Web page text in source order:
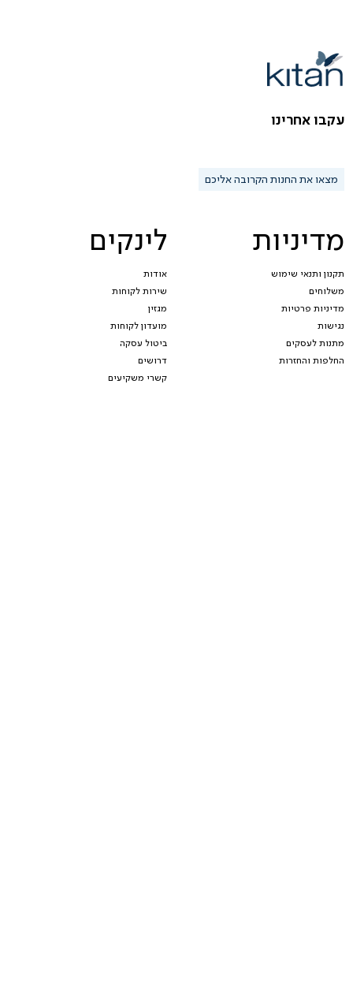
מדיניות
תקנון ותנאי שימוש
משלוחים
מדיניות פרטיות
נגישות
מתנות לעסקים
החלפות והחזרות
לינקים
אודות
שירות לקוחות
מגזין
מועדון לקוחות
ביטול עסקה
דרושים
קשרי משקיעים
עקבו אחרינו
מצאו את החנות הקרובה אליכם